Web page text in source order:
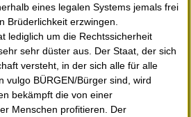
eines legalen Systems jemals frei
Brüderlichkeit erzwingen.
lediglich um die Rechtssicherheit
sehr düster aus. Der Staat, der sich
versteht, in der sich alle für alle
vulgo BÜRGEN/Bürger sind, wird
bekämpft die von einer
Menschen profitieren. Der